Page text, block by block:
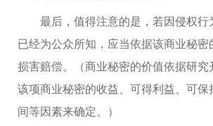
最后，值得注意的是，若因侵权行
已经为公众所知，应当依据该商业秘密
损害赔偿。（商业秘密的价值依据研
该项商业秘密的收益、可得利益、可
间等因素来确定。）